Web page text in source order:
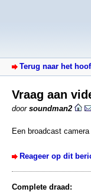
Terug naar het
Vraag aan
door soundman2
Een broadcast
Reageer op dit
Complete draad: